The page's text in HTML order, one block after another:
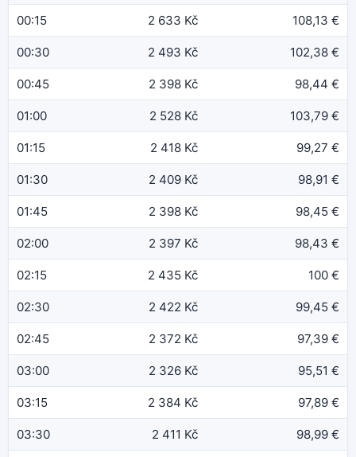
00:15 2 633 Kč 108,13 €
00:30 2 493 Kč 102,38 €
00:45 2 398 Kč 98,44 €
01:00 2 528 Kč 103,79 €
01:15 2 418 Kč 99,27 €
01:30 2 409 Kč 98,91 €
01:45 2 398 Kč 98,45 €
02:00 2 397 Kč 98,43 €
02:15 2 435 Kč 100 €
02:30 2 422 Kč 99,45 €
02:45 2 372 Kč 97,39 €
03:00 2 326 Kč 95,51 €
03:15 2 384 Kč 97,89 €
03:30 2 411 Kč 98,99 €